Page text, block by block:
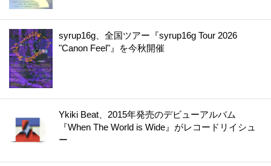
syrup16g、全国ツアー『syrup16g Tour 2026
"Canon Feel"』を今秋開催
Ykiki Beat、2015年発売のデビューアルバム
『When The World is Wide』がレコードリイシュ
ー